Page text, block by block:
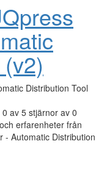
Distribution Tool
av 5 stjärnor av 0
erfarenheter från
- Automatic Distribution